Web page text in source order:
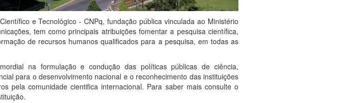
e Tecnológico - CNPq, fundação pública vinculada ao Ministério
tem como principais atribuições fomentar a pesquisa científica,
de recursos humanos qualificados para a pesquisa, em todas as
na formulação e condução das políticas públicas de ciência,
para o desenvolvimento nacional e o reconhecimento das instituições
pela comunidade cientifica internacional. Para saber mais consulte o